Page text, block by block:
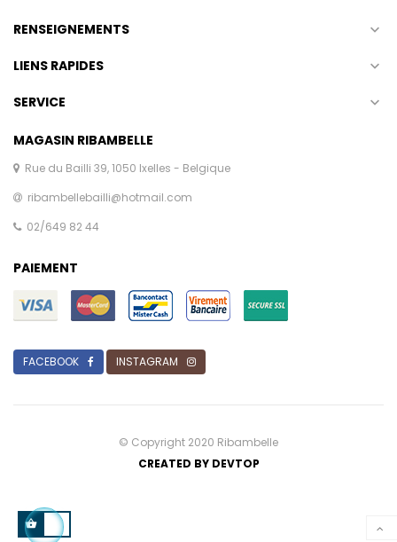
RENSEIGNEMENTS

LIENS RAPIDES

SERVICE

MAGASIN RIBAMBELLE
Rue du Bailli 39, 1050 Ixelles - Belgique
ribambellebailli@hotmail.com
02/649 82 44
PAIEMENT
FACEBOOK INSTAGRAM
© Copyright 2020 Ribambelle
CREATED BY DEVTOP